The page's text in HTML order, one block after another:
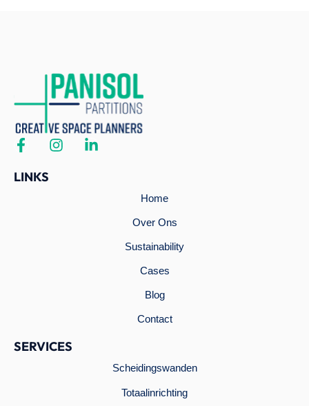
LINKS
Home
Over Ons
Sustainability
Cases
Blog
Contact
SERVICES
Scheidingswanden
Totaalinrichting